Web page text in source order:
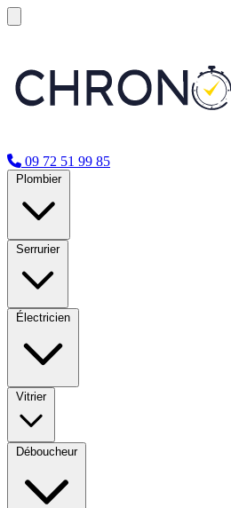
09 72 51 99 85
Plombier
Serrurier
Électricien
Vitrier
Déboucheur